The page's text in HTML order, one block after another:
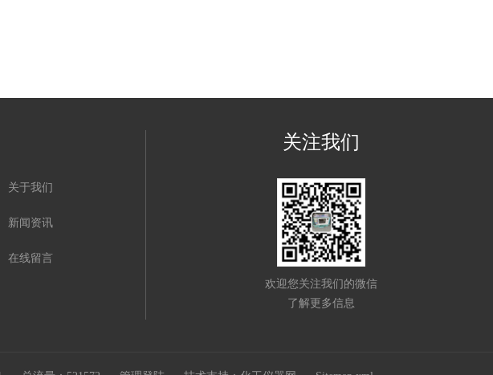
关于我们
新闻资讯
在线留言
关注我们
欢迎您关注我们的微信
了解更多信息